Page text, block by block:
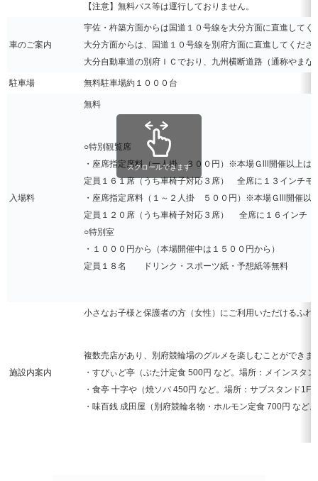
【注意】無料バス等は運行しておりません。
車のご案内
宇佐・杵築方面からは国道１０号線を大分方面に直進して
大分方面からは、国道１０号線を別府方面に直進してくだ
大分自動車道の別府ＩＣでおり、九州横断道路（通称やま
駐車場 無料駐車場約１０００台
入場料
無料
○特別観覧席
・座席指定席料（一人掛 ３００円）※本場Ｇlll開催以上は
定員１６１席（うち車椅子対応３席） 全席に１３インチモ
・座席指定席料（１～２人掛 ５００円）※本場Ｇlll開催以
定員１２０席（うち車椅子対応３席） 全席に１６インチＩ
○特別室
・１０００円から（本場開催中は１５００円から）
定員１８名 ドリンク・スポーツ紙・予想紙等無料
施設内案内
小さなお子様と保護者の方（女性）にご利用いただけるふ
複数売店があり、別府競輪場のグルメを楽しむことができま
・すぴぃど亭（ぶた汁定食 500円 など。場所：メインスタ
・食亭 十字や（焼ソバ 450円 など。場所：サブスタンド1F
・味百銭 成田屋（別府競輪名物・ホルモン定食 700円 など
スクロールできます